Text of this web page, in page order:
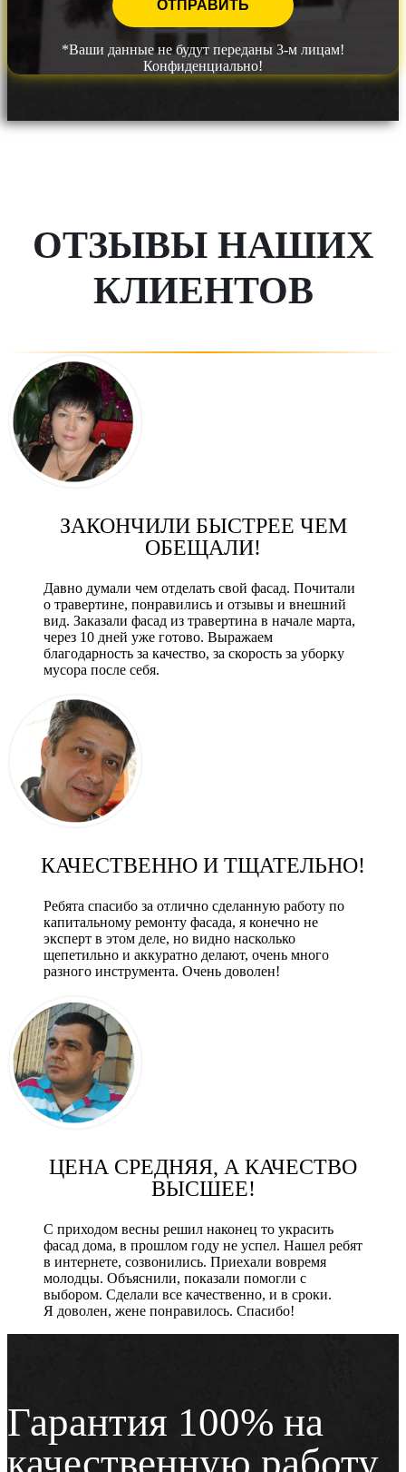
*Ваши данные не будут переданы 3-м лицам!
Конфиденциально!
ОТЗЫВЫ НАШИХ
КЛИЕНТОВ
ЗАКОНЧИЛИ БЫСТРЕЕ ЧЕМ
ОБЕЩАЛИ!
Давно думали чем отделать свой фасад. Почитали
о травертине, понравились и отзывы и внешний
вид. Заказали фасад из травертина в начале марта,
через 10 дней уже готово. Выражаем
благодарность за качество, за скорость за уборку
мусора после себя.
КАЧЕСТВЕННО И ТЩАТЕЛЬНО!
Ребята спасибо за отлично сделанную работу по
капитальному ремонту фасада, я конечно не
эксперт в этом деле, но видно насколько
щепетильно и аккуратно делают, очень много
разного инструмента. Очень доволен!
ЦЕНА СРЕДНЯЯ, А КАЧЕСТВО
ВЫСШЕЕ!
С приходом весны решил наконец то украсить
фасад дома, в прошлом году не успел. Нашел ребят
в интернете, созвонились. Приехали вовремя
молодцы. Объяснили, показали помогли с
выбором. Сделали все качественно, и в сроки.
Я доволен, жене понравилось. Спасибо!
Гарантия 100% на
качественную работу